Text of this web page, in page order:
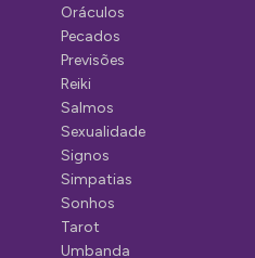
Oráculos
Pecados
Previsões
Reiki
Salmos
Sexualidade
Signos
Simpatias
Sonhos
Tarot
Umbanda